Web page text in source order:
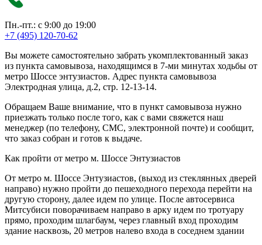
Пн.-пт.: с 9:00 до 19:00
+7 (495) 120-70-62
Вы можете самостоятельно забрать укомплектованный заказ
из пункта самовывоза, находящимся в 7-ми минутах ходьбы от
метро Шоссе энтузиастов. Адрес пункта самовывоза
Электродная улица, д.2, стр. 12-13-14.
Обращаем Ваше внимание, что в пункт самовывоза нужно
приезжать только после того, как с вами свяжется наш
менеджер (по телефону, СМС, электронной почте) и сообщит,
что заказ собран и готов к выдаче.
Как пройти от метро м. Шоссе Энтузиастов
От метро м. Шоссе Энтузиастов, (выход из стеклянных дверей
направо) нужно пройти до пешеходного перехода перейти на
другую сторону, далее идем по улице. После автосервиса
Митсубиси поворачиваем направо в арку идем по тротуару
прямо, проходим шлагбаум, через главный вход проходим
здание насквозь, 20 метров налево входа в соседнем здании